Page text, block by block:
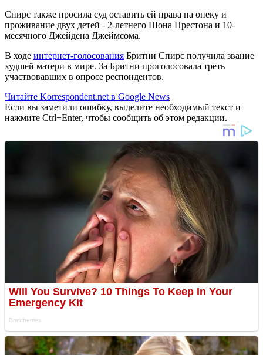
Спирс также просила суд оставить ей права на опеку и
проживание двух детей - 2-летнего Шона Престона и 10-
месячного Джейдена Джеймсома.
В ходе интернет-голосования Бритни Спирс получила звание
худшей матери в мире. За Бритни проголосовала треть
участвовавших в опросе респондентов.
Читайте Korrespondent.net в Google News
Если вы заметили ошибку, выделите необходимый текст и
нажмите Ctrl+Enter, чтобы сообщить об этом редакции.